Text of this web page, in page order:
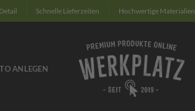
Schnelle Lieferzeiten Hochwertige Materialien
ANLEGEN